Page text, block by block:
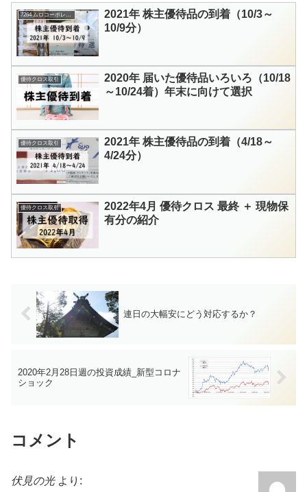
7264 ムロコーポレーション
2021年 株主優待品の到着（10/3～
10/9分）
優待クロス取引
2020年 届いた優待品いろいろ（10/18
～10/24着）年末に向けて選択
優待クロス取引
2021年 株主優待品の到着（4/18～
4/24分）
優待クロス取引
2022年4月 優待クロス 最終 ＋ 現物保
有分の紹介
連日の大幅安にどう対応するか？
2020年2月28日週の投資成績_新型コロナ
ショック
コメント
伏見の光 より: